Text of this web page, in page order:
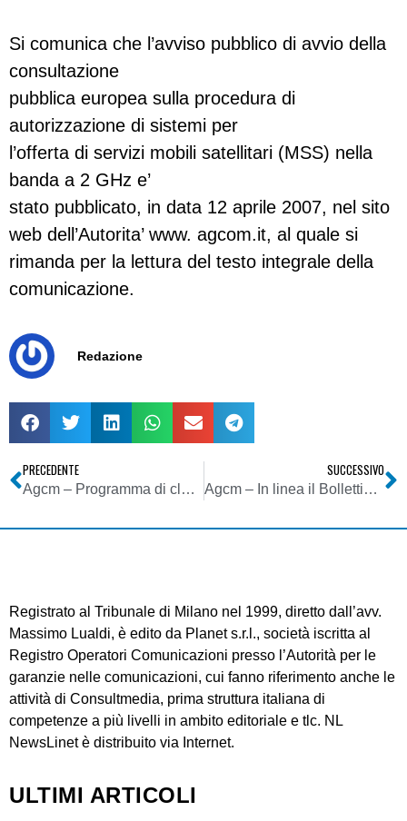
Si comunica che l’avviso pubblico di avvio della
consultazione
pubblica europea sulla procedura di
autorizzazione di sistemi per
l’offerta di servizi mobili satellitari (MSS) nella
banda a 2 GHz e’
stato pubblicato, in data 12 aprile 2007, nel sito
web dell’Autorita’ www. agcom.it, al quale si
rimanda per la lettura del testo integrale della
comunicazione.
Redazione
PRECEDENTE
Agcm – Programma di clemenza in applicazione dell’art. 15 comma 2-bis della legge n. 287/90
SUCCESSIVO
Agcm – In linea il Bollettino 16/2007
Registrato al Tribunale di Milano nel 1999, diretto dall’avv.
Massimo Lualdi, è edito da Planet s.r.l., società iscritta al
Registro Operatori Comunicazioni presso l’Autorità per le
garanzie nelle comunicazioni, cui fanno riferimento anche le
attività di Consultmedia, prima struttura italiana di
competenze a più livelli in ambito editoriale e tlc. NL
NewsLinet è distribuito via Internet.
ULTIMI ARTICOLI